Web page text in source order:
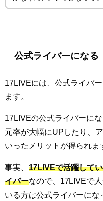
公式ライバーになる
17LIVEには、公式ライバ
ます。
17LIVEの公式ライバーに
元率が大幅にUPしたり、
いったメリットが得られま
事実、 17LIVEで活躍して
イバーなので、17LIVEで
いる方は公式ライバーにな